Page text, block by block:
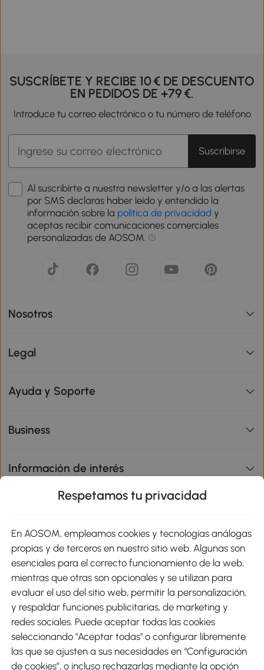
SUSCRÍBETE Y RECIBE 10 € DE DESCUENTO
EN PEDIDOS DE +79 €.
Introduce tu correo electrónico o tu número de teléfono
Suscribirse
Al suscribirte a nuestra newsletter y/o a las alertas
por SMS declaras haber leído y entendido la
información sobre la política de privacidad y
aceptas recibir comunicaciones comerciales
personalizadas de AOSOM.
Nosotros
Legal
Ayuda y Soporte
Business
Información de interés
Métodos de Pago
Envíos
Respetamos tu privacidad
En AOSOM, empleamos cookies y tecnologías análogas
propias y de terceros en nuestro sitio web. Algunas son
esenciales para el correcto funcionamiento de la web,
mientras que otras son opcionales y se utilizan para
evaluar el uso del sitio web, permitir la personalización,
y respaldar funciones publicitarias, de marketing y
redes sociales. Puede aceptar todas las cookies
seleccionando "Aceptar todas" o configurar libremente
las que se ajusten a sus necesidades en “Configuración
de cookies”, o incluso rechazarlas mediante la opción